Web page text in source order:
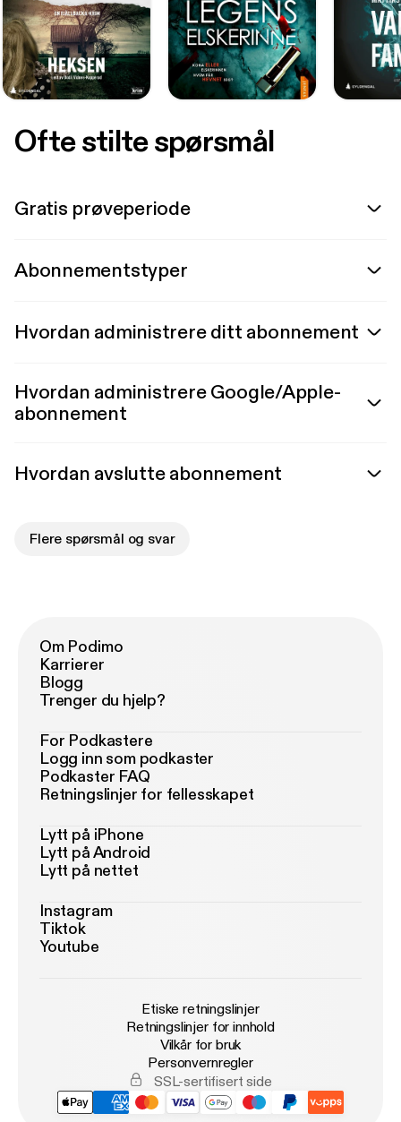
Ofte stilte spørsmål
Gratis prøveperiode
Abonnementstyper
Hvordan administrere ditt abonnement
Hvordan administrere Google/Apple-
abonnement
Hvordan avslutte abonnement
Flere spørsmål og svar
Om Podimo
Karrierer
Blogg
Trenger du hjelp?
For Podkastere
Logg inn som podkaster
Podkaster FAQ
Retningslinjer for fellesskapet
Lytt på iPhone
Lytt på Android
Lytt på nettet
Instagram
Tiktok
Youtube
Etiske retningslinjer
Retningslinjer for innhold
Vilkår for bruk
Personvernregler
SSL-sertifisert side